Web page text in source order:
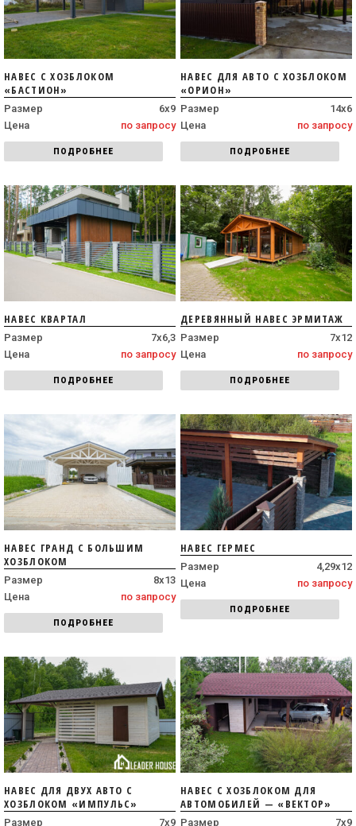
НАВЕС С ХОЗБЛОКОМ
«БАСТИОН»
Размер
6х9
Цена
по запросу
ПОДРОБНЕЕ
НАВЕС ДЛЯ АВТО С ХОЗБЛОКОМ
«ОРИОН»
Размер
14х6
Цена
по запросу
ПОДРОБНЕЕ
НАВЕС КВАРТАЛ
Размер
7х6,3
Цена
по запросу
ПОДРОБНЕЕ
ДЕРЕВЯННЫЙ НАВЕС ЭРМИТАЖ
Размер
7х12
Цена
по запросу
ПОДРОБНЕЕ
НАВЕС ГРАНД С БОЛЬШИМ
ХОЗБЛОКОМ
Размер
8х13
Цена
по запросу
ПОДРОБНЕЕ
НАВЕС ГЕРМЕС
Размер
4,29х12
Цена
по запросу
ПОДРОБНЕЕ
НАВЕС ДЛЯ ДВУХ АВТО С
ХОЗБЛОКОМ «ИМПУЛЬС»
Размер 7х9
НАВЕС С ХОЗБЛОКОМ ДЛЯ
АВТОМОБИЛЕЙ — «ВЕКТОР»
Размер 7х9